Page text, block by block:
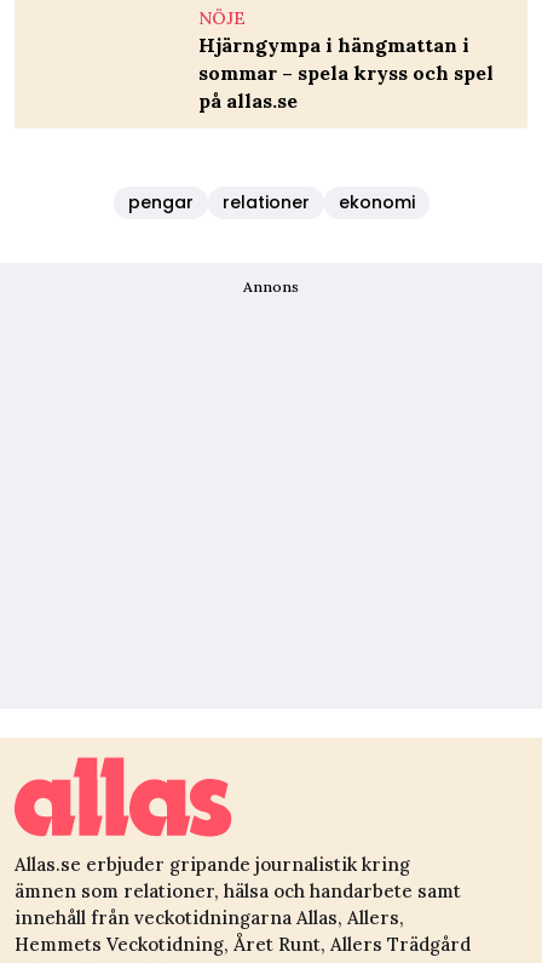
NÖJE
Hjärngympa i hängmattan i
sommar – spela kryss och spel
på allas.se
pengar relationer ekonomi
Annons
Allas.se erbjuder gripande journalistik kring
ämnen som relationer, hälsa och handarbete samt
innehåll från veckotidningarna Allas, Allers,
Hemmets Veckotidning, Året Runt, Allers Trädgård